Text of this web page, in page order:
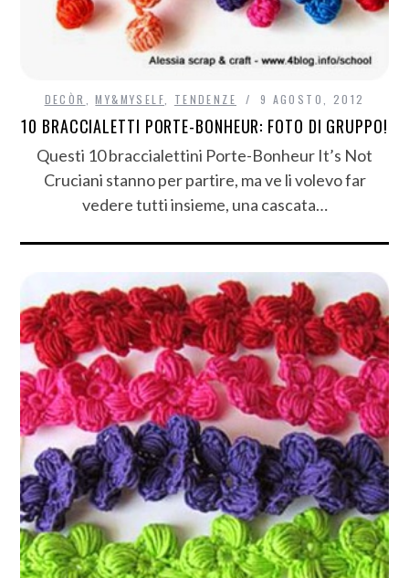
DECÒR ,MY&MYSELF TENDENZE 9 AGOSTO, 2012
10 BRACCIALETTI PORTE-BONHEUR: FOTO DI GRUPPO!
Questi 10 braccialettini Porte-Bonheur It’s Not
Cruciani stanno per partire, ma ve li volevo far
vedere tutti insieme, una cascata…